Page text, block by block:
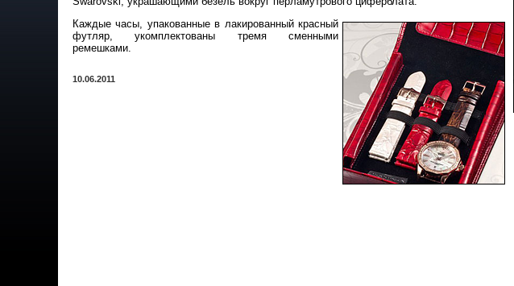
Каждые часы, упакованные в лакированный красный
футляр, укомплектованы тремя сменными
ремешками.
10.06.2011